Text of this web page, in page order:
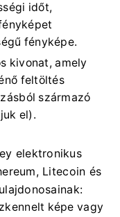
időt,
fényképe.
kivonat, amely
feltöltés
származó
el).
elektronikus
Litecoin és
képe vagy